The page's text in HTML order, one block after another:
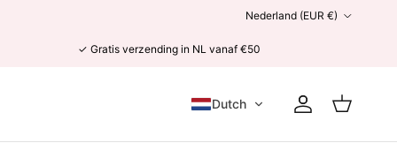
Nederland (EUR €)
✓ Gratis verzending in NL vanaf €50
Dutch AccountWinkelwagen